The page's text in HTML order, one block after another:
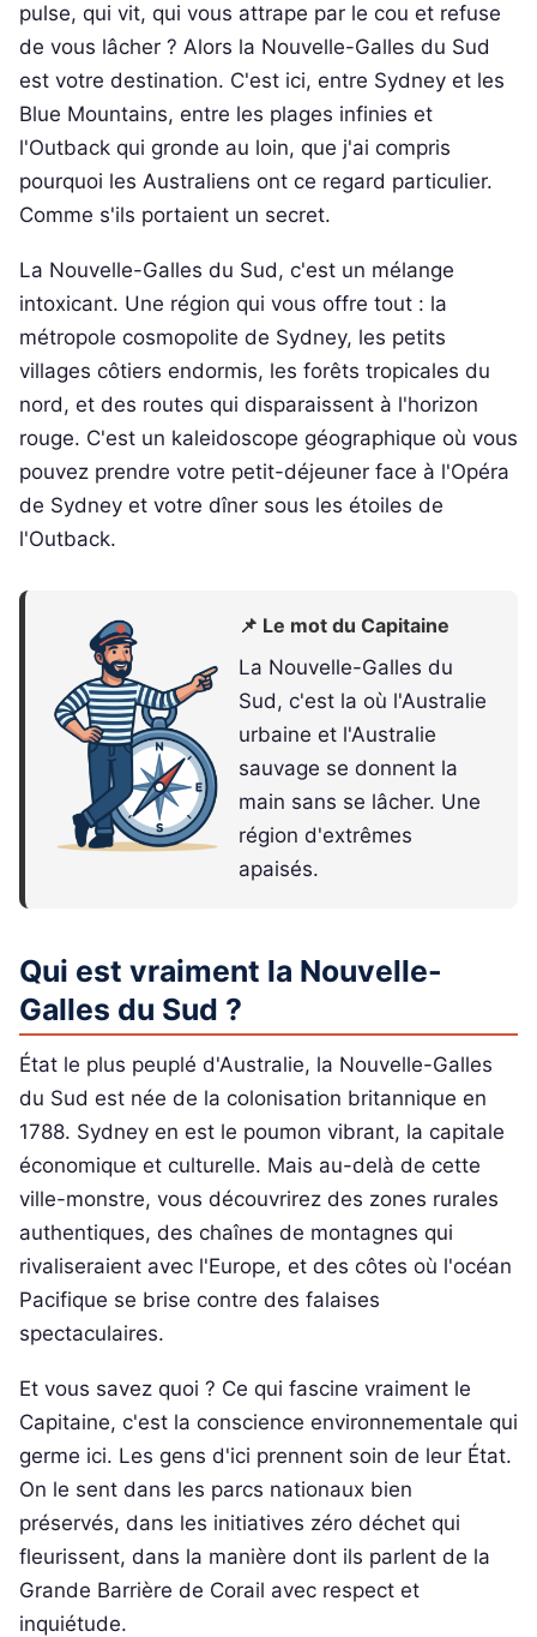
pulse, qui vit, qui vous attrape par le cou et refuse
de vous lâcher ? Alors la Nouvelle-Galles du Sud
est votre destination. C'est ici, entre Sydney et les
Blue Mountains, entre les plages infinies et
l'Outback qui gronde au loin, que j'ai compris
pourquoi les Australiens ont ce regard particulier.
Comme s'ils portaient un secret.
La Nouvelle-Galles du Sud, c'est un mélange
intoxicant. Une région qui vous offre tout : la
métropole cosmopolite de Sydney, les petits
villages côtiers endormis, les forêts tropicales du
nord, et des routes qui disparaissent à l'horizon
rouge. C'est un kaleidoscope géographique où vous
pouvez prendre votre petit-déjeuner face à l'Opéra
de Sydney et votre dîner sous les étoiles de
l'Outback.
📌 Le mot du Capitaine
La Nouvelle-Galles du
Sud, c'est la où l'Australie
urbaine et l'Australie
sauvage se donnent la
main sans se lâcher. Une
région d'extrêmes
apaisés.
Qui est vraiment la Nouvelle-
Galles du Sud ?
État le plus peuplé d'Australie, la Nouvelle-Galles
du Sud est née de la colonisation britannique en
1788. Sydney en est le poumon vibrant, la capitale
économique et culturelle. Mais au-delà de cette
ville-monstre, vous découvrirez des zones rurales
authentiques, des chaînes de montagnes qui
rivaliseraient avec l'Europe, et des côtes où l'océan
Pacifique se brise contre des falaises
spectaculaires.
Et vous savez quoi ? Ce qui fascine vraiment le
Capitaine, c'est la conscience environnementale qui
germe ici. Les gens d'ici prennent soin de leur État.
On le sent dans les parcs nationaux bien
préservés, dans les initiatives zéro déchet qui
fleurissent, dans la manière dont ils parlent de la
Grande Barrière de Corail avec respect et
inquiétude.